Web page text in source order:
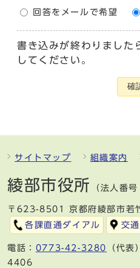
回答をメールで希望
書き込みが終わりました
してください。
確
サイトマップ 組織案内
綾部市役所 （法人番
〒623-8501 京都府綾部市若
各課直通ダイアル
交
電話： 0773-42-3280
（代
4406